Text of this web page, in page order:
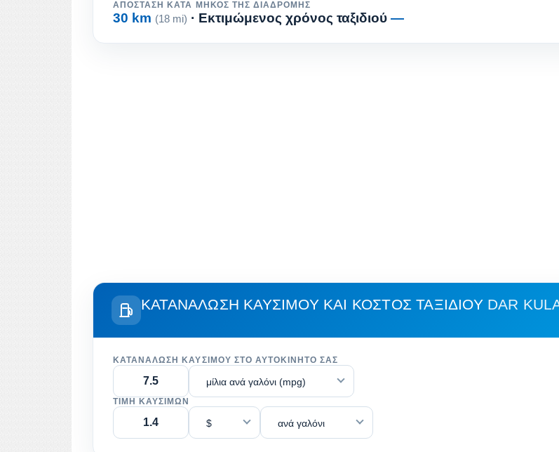
ΑΠΌΣΤΑΣΗ ΚΑΤΆ ΜΉΚΟΣ ΤΗΣ ΔΙΑΔΡΟΜΉΣ
30 km (18 mi) · Εκτιμώμενος χρόνος ταξιδιού —
ΚΑΤΑΝΆΛΩΣΗ ΚΑΥΣΊΜΟΥ ΚΑΙ ΚΌΣΤΟΣ ΤΑΞΙΔΙΟΎ DAR
ΚΑΤΑΝΆΛΩΣΗ ΚΑΥΣΊΜΟΥ ΣΤΟ ΑΥΤΟΚΊΝΗΤΌ ΣΑΣ
μίλια ανά γαλόνι (mpg)
ΤΙΜΉ ΚΑΥΣΊΜΩΝ
$ ανά γαλόνι